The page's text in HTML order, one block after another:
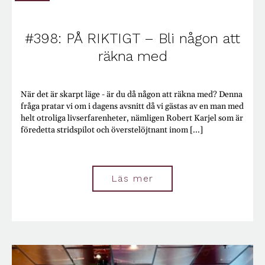
#398: PÅ RIKTIGT – Bli någon att
räkna med
När det är skarpt läge - är du då någon att räkna med? Denna
fråga pratar vi om i dagens avsnitt då vi gästas av en man med
helt otroliga livserfarenheter, nämligen Robert Karjel som är
föredetta stridspilot och överstelöjtnant inom [...]
Läs mer
Beteenden
Bilar
Bostadsmarknaden
Budget
Budgivningar
Buffert
Elitidrott
Engagemang